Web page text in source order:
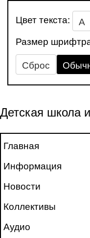
Цвет текста: А
Размер
Сброс
Детская школа
Главная
Информация
Новости
Коллективы
Аудио